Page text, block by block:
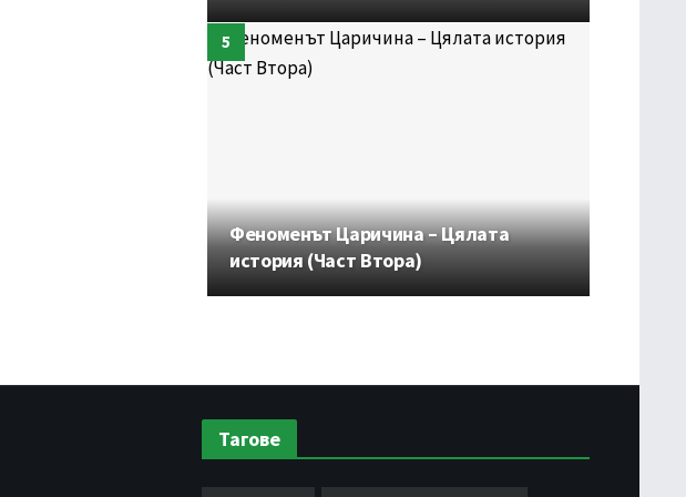
Феноменът Царичина – Цялата
история (Част Втора)
Тагове